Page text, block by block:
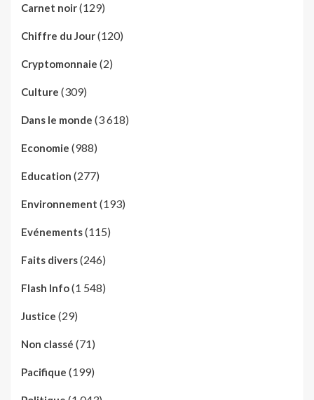
Carnet noir(129)
Chiffre du Jour(120)
Cryptomonnaie (2)
Culture (309)
Dans le monde (3 618)
Economie (988)
Education (277)
Environnement (193)
Evénements(115)
Faits divers(246)
Flash Info(1 548)
Justice (29)
Non classé (71)
Pacifique (199)